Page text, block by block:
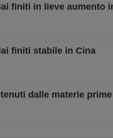
finiti in lieve aumento
finiti stabile in Cina
dalle materie